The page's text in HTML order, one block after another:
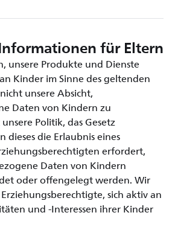
für Eltern
unsere Produkte und Dienste
Kinder im Sinne des geltenden
unsere Absicht,
Daten von Kindern zu
Politik, das Gesetz
dieses die Erlaubnis eines
erfordert,
Daten von Kindern
oder offengelegt werden. Wir
sich aktiv an
und -Interessen ihrer Kinder